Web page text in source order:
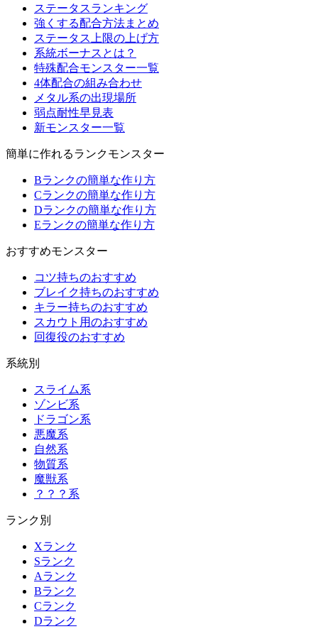
ステータスランキング
強くする配合方法まとめ
ステータス上限の上げ方
系統ボーナスとは？
特殊配合モンスター一覧
4体配合の組み合わせ
メタル系の出現場所
弱点耐性早見表
新モンスター一覧
簡単に作れるランクモンスター
Bランクの簡単な作り方
Cランクの簡単な作り方
Dランクの簡単な作り方
Eランクの簡単な作り方
おすすめモンスター
コツ持ちのおすすめ
ブレイク持ちのおすすめ
キラー持ちのおすすめ
スカウト用のおすすめ
回復役のおすすめ
系統別
スライム系
ゾンビ系
ドラゴン系
悪魔系
自然系
物質系
魔獣系
？？？系
ランク別
Xランク
Sランク
Aランク
Bランク
Cランク
Dランク